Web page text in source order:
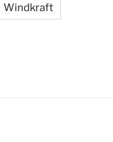
Windkraft